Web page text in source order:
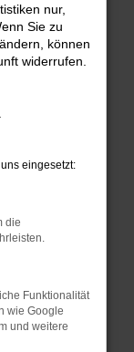
können:
deine
einem
nur,
Sie zu
können
widerrufen.
eingesetzt:
die
Funktionalität
wie Google
und weitere